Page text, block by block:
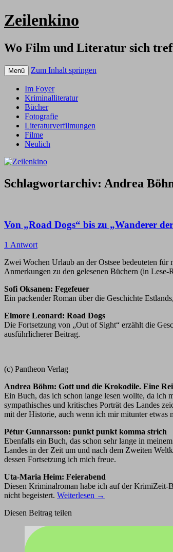
Zeilenkino
Wo Film und Literatur sich
Menü Zum Inhalt springen
Im Foyer
Kriminalliteratur
Bücher
Fotografie
Literaturverfilmungen
Filme
Neulich
Schlagwortarchiv: Andrea
Von „Road Dogs“ bis zu „Wanderer
1 Antwort
Zwei Wochen Urlaub an der Ostsee bedeuteten
Anmerkungen zu den gelesenen Büchern (in Lese-
Sofi Oksanen: Fegefeuer
Ein packender Roman über die Geschichte
Elmore Leonard: Road Dogs
Die Fortsetzung von „Out of Sight“ erzählt die
ausführlicherer Beitrag.
(c) Pantheon Verlag
Andrea Böhm: Gott und die Krokodile. Eine
Ein Buch, das ich schon lange lesen wollte, da ich
sympathisches und kritisches Porträt des Landes
mit der Historie, auch wenn ich mir mitunter etwas
Pétur Gunnarsson: punkt punkt komma strich
Ebenfalls ein Buch, das schon sehr lange in
Landes in der Zeit um und nach dem Zweiten
dessen Fortsetzung ich mich freue.
Uta-Maria Heim: Feierabend
Diesen Kriminalroman habe ich auf der KrimiZeit-
nicht begeistert. Weiterlesen →
Diesen Beitrag teilen